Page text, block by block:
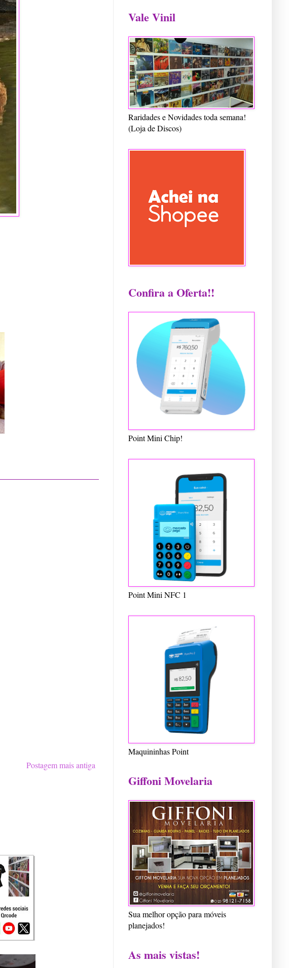
Postagem mais antiga
Vale Vinil
Raridades e Novidades toda semana!
(Loja de Discos)
Confira a Oferta!!
Point Mini Chip!
Point Mini NFC 1
Maquininhas Point
Giffoni Movelaria
Sua melhor opção para móveis
planejados!
As mais vistas!